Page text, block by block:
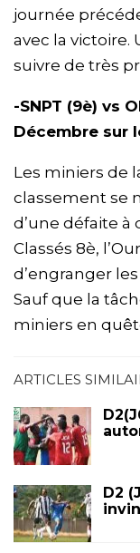
journée
avec la victoire.
suivre de très
-SNPT (9è) vs
Décembre sur
Les miniers de
classement se
d’une défaite
Classés 8è,
d’engranger
Sauf que la
miniers en
ARTICLES
D2